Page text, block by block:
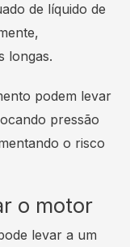
de líquido de
longas.
podem levar
pressão
o risco
o motor
levar a um